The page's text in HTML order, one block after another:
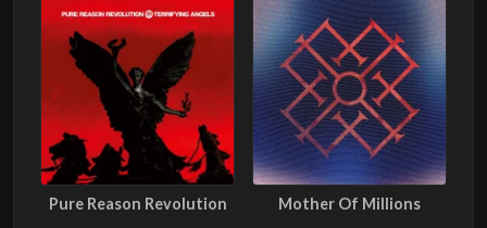
Pure Reason Revolution Mother Of Millions